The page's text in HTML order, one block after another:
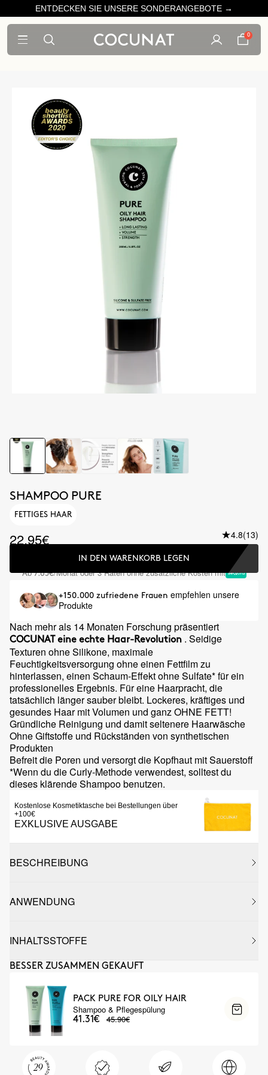
ENTDECKEN SIE UNSERE SONDERANGEBOTE →
0
SHAMPOO PURE
FETTIGES HAAR
22.95€ 4.8(13)
IN DEN WARENKORB LEGEN
Ab7.65€/Monat oder 3 Raten ohne zusätzliche Kosten mit
+150.000 zufriedene Frauen empfehlen unsere
Produkte
Nach mehr als 14 Monaten Forschung präsentiert
COCUNAT eine echte Haar-Revolution . Seidige
Texturen ohne Silikone, maximale
Feuchtigkeitsversorgung ohne einen Fettfilm zu
hinterlassen, einen Schaum-Effekt ohne Sulfate* für ein
professionelles Ergebnis. Für eine Haarpracht, die
tatsächlich länger sauber bleibt. Lockeres, kräftiges und
gesundes Haar mit Volumen und ganz OHNE FETT!
Gründliche Reinigung und damit seltenere Haarwäsche
Ohne Giftstoffe und Rückständen von synthetischen
Produkten
Befreit die Poren und versorgt die Kopfhaut mit Sauerstoff
*Wenn du die Curly-Methode verwendest, solltest du
dieses klärende Shampoo benutzen.
Kostenlose Kosmetiktasche bei Bestellungen über
+100€
EXKLUSIVE AUSGABE
BESCHREIBUNG
ANWENDUNG
INHALTSSTOFFE
BESSER ZUSAMMEN GEKAUFT
PACK PURE FOR OILY HAIR
Shampoo & Pflegespülung
41.31€ 45.90€